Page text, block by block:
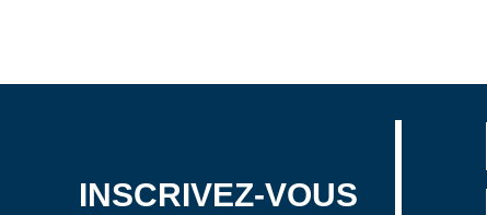
INSCRIVEZ-VOUS